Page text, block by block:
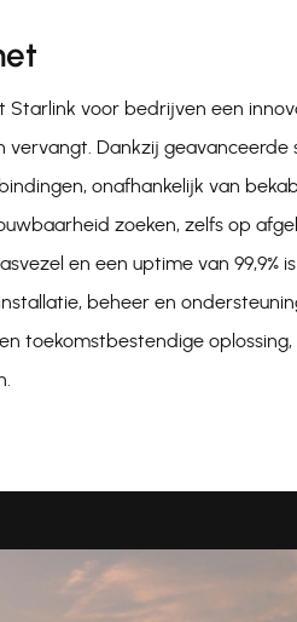
Starlink voor bedrijven een
vervangt. Dankzij
onafhankelijk van
zoeken, zelfs op
en een uptime van
beheer en
toekomstbestendige